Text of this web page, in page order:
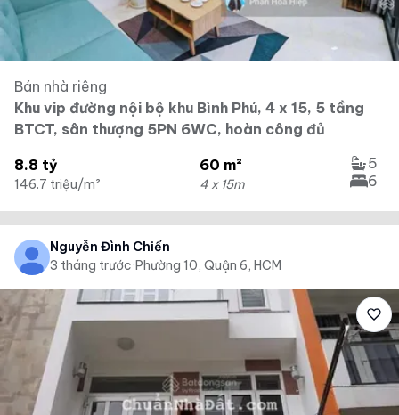
Bán nhà riêng
Khu vip đường nội bộ khu Bình Phú, 4 x 15, 5 tầng
BTCT, sân thượng 5PN 6WC, hoàn công đủ
8.8 tỷ
146.7 triệu/m²
60 m²
4 x 15m
5
6
Nguyễn Đình Chiến
3 tháng trước·Phường 10, Quận 6, HCM